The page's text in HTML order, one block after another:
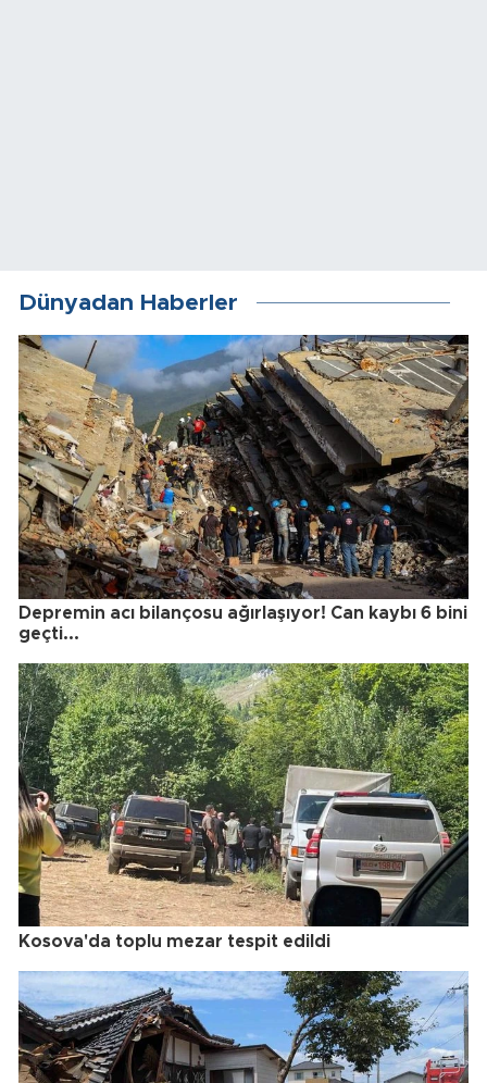
Dünyadan Haberler
Depremin acı bilançosu ağırlaşıyor! Can kaybı 6 bini
geçti...
Kosova'da toplu mezar tespit edildi